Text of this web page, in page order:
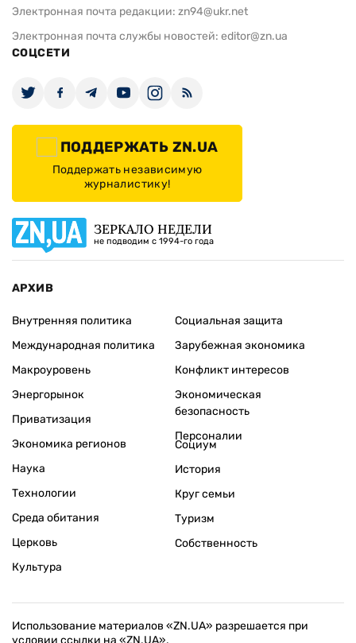
Электронная почта редакции: zn94@ukr.net
Электронная почта службы новостей: editor@zn.ua
СОЦСЕТИ
ПОДДЕРЖАТЬ ZN.UA
Поддержать независимую
журналистику!
ЗЕРКАЛО НЕДЕЛИ
не подводим с 1994-го года
АРХИВ
Внутренняя политика
Международная политика
Макроуровень
Энергорынок
Приватизация
Экономика регионов
Социальная защита
Зарубежная экономика
Конфликт интересов
Экономическая
безопасность
Персоналии
Наука
Технологии
Среда обитания
Церковь
Культура
Социум
История
Круг семьи
Туризм
Собственность
Использование материалов «ZN.UA» разрешается при
условии ссылки на «ZN.UA».